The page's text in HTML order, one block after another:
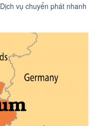
Dịch vụ chuyển phát nhanh